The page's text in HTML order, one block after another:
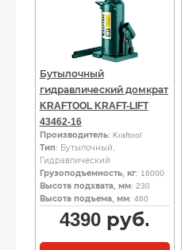
Бутылочный
гидравлический домкрат
KRAFTOOL KRAFT-LIFT
43462-16
Производитель: Kraftool
Тип: Бутылочный,
Гидравлический
Грузоподъемность, кг: 16000
Высота подхвата, мм: 230
Высота подъема, мм: 460
4390руб.